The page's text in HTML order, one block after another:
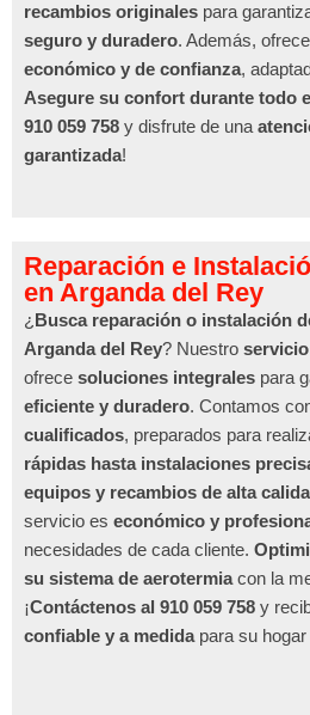
recambios originales para
seguro y duradero. Además,
económico y de confianza,
Asegure su confort durante todo
910 059 758 y disfrute de una
garantizada!
Reparación e
en Arganda del Rey
¿ Busca reparación o instalación
Arganda del Rey? Nuestro
ofrece soluciones integrales para
eficiente y duradero. Contamos
cualificados, preparados para
rápidas hasta instalaciones
equipos y recambios de alta
servicio es económico y
necesidades de cada cliente.
su sistema de aerotermiacon la
¡Contáctenos al 910 059 758 y
confiable y a medidapara su hogar